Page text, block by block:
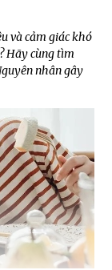
và cảm giác khó
Hãy cùng tìm
nhân gây